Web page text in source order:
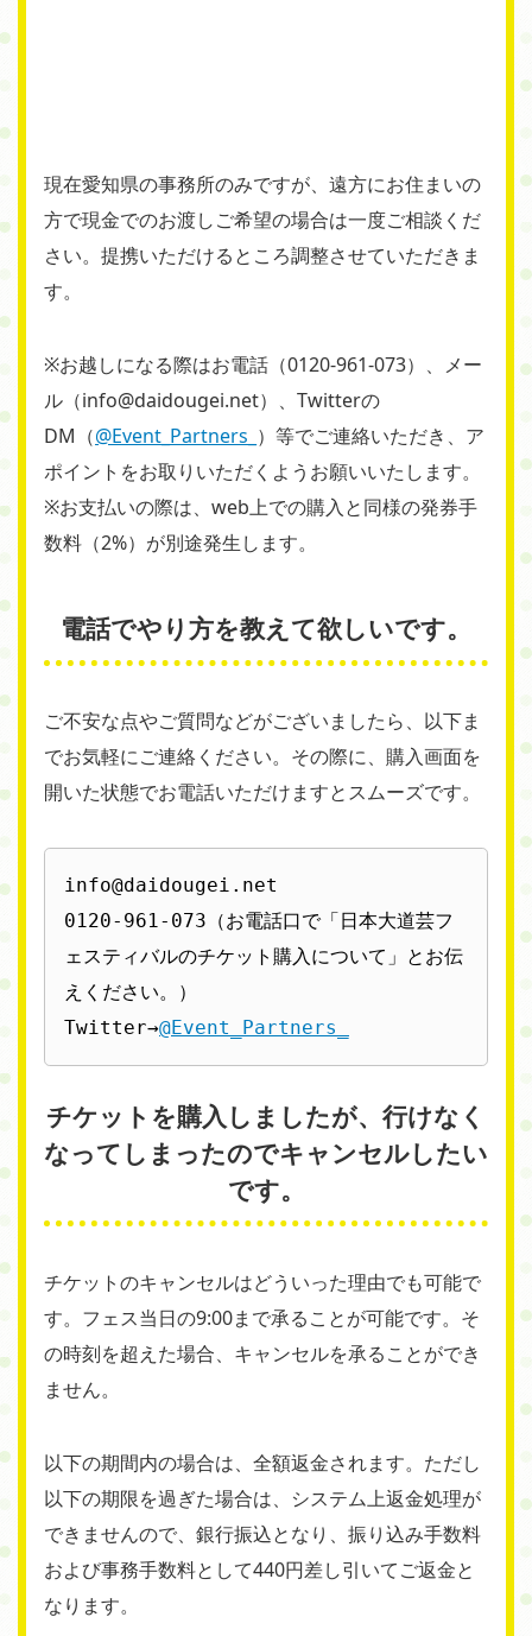
現在愛知県の事務所のみですが、遠方にお住まいの
方で現金でのお渡しご希望の場合は一度ご相談くだ
さい。提携いただけるところ調整させていただきま
す。
※お越しになる際はお電話（0120-961-073）、メー
ル（info@daidougei.net）、Twitterの
DM（@Event_Partners_ ）等でご連絡いただき、ア
ポイントをお取りいただくようお願いいたします。
※お支払いの際は、web上での購入と同様の発券手
数料（2%）が別途発生します。
電話でやり方を教えて欲しいです。
ご不安な点やご質問などがございましたら、以下ま
でお気軽にご連絡ください。その際に、購入画面を
開いた状態でお電話いただけますとスムーズです。
info@daidougei.net
0120-961-073（お電話口で「日本大道芸フ
ェスティバルのチケット購入について」とお伝
えください。）
Twitter→@Event_Partners_
チケットを購入しましたが、行けなく
なってしまったのでキャンセルしたい
です。
チケットのキャンセルはどういった理由でも可能で
す。フェス当日の9:00まで承ることが可能です。そ
の時刻を超えた場合、キャンセルを承ることができ
ません。
以下の期間内の場合は、全額返金されます。ただし
以下の期限を過ぎた場合は、システム上返金処理が
できませんので、銀行振込となり、振り込み手数料
および事務手数料として440円差し引いてご返金と
なります。